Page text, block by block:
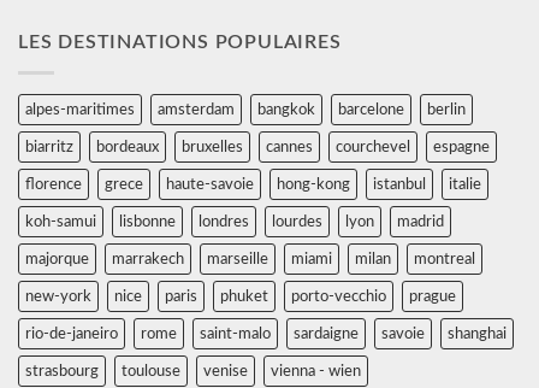
LES DESTINATIONS POPULAIRES
alpes-maritimes amsterdam bangkok barcelone berlin
biarritz bordeaux bruxelles cannes courchevel espagne
florence grece haute-savoie hong-kong istanbul italie
koh-samui lisbonne londres lourdes lyon madrid
majorque marrakech marseille miami milan montreal
new-york nice paris phuket porto-vecchio prague
rio-de-janeiro rome saint-malo sardaigne savoie shanghai
strasbourg toulouse venise vienna - wien